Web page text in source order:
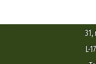
31,
L-